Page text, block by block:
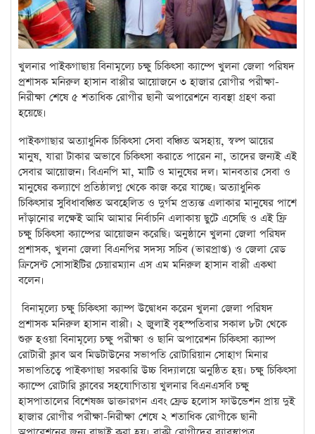
খুলনার পাইকগাছায় বিনামূল্যে চক্ষু চিকিৎসা ক্যাম্পে খুলনা জেলা পরিষদ
প্রশাসক মনিরুল হাসান বাপ্পীরআয়োজনে৩ হাজার রোগীর পরীক্ষা-
নিরীক্ষা শেষে ৫ শতাধিক রোগীর ছানী অপারেশনে ব্যবস্থা গ্রহণ করা
হয়েছে।
পাইকগাছার অত্যাধুনিক চিকিৎসা সেবা বঞ্চিত অসহায়, স্বল্প আয়ের
মানুষ, যারা টাকার অভাবে চিকিৎসা করাতে পারেন না, তাদের জন্যই এই
সেবার আয়োজন।বিএনপি মা, মাটি ও মানুষের দল। মানবতার সেবা ও
মানুষের কল্যাণে প্রতিষ্ঠালগ্ন থেকে কাজ করে যাচ্ছে। অত্যাধুনিক
চিকিৎসার সুবিধাবঞ্চিত অবহেলিত ও দুর্গম প্রত্যন্ত এলাকার মানুষের পাশে
দাঁড়ানোর লক্ষেই আমি আমার নির্বাচনি এলাকায় ছুটে এসেছি ও এই ফ্রি
চক্ষু চিকিৎসা ক্যাম্পের আয়োজন করেছি।অনুষ্ঠানে খুলনা জেলা পরিষদ
প্রশাসক, খুলনা জেলা বিএনপির সদস্য সচিব (ভারপ্রাপ্ত) ও জেলা রেড
ক্রিসেন্ট সোসাইটির চেয়ারম্যান এস এম মনিরুল হাসান বাপ্পী একথা
বলেন।
বিনামূল্যে চক্ষু চিকিৎসা ক্যাম্প উদ্বোধন করেন খুলনা জেলা পরিষদ
প্রশাসক মনিরুল হাসান বাপ্পী। ২ জুলাই বৃহস্পতিবার সকাল ৮টা থেকে
শুরু হওয়া বিনামূল্যে চক্ষু পরীক্ষা ও ছানি অপারেশন চিকিৎসা ক্যাম্প
রোটারী ক্লাব অব মিডটাউনের সভাপতি রোটারিয়ান সোহাগ মিনার
সভাপতিত্বে পাইকগাছা সরকারি উচ্চ বিদ্যালয়ে অনুষ্ঠিত হয়। চক্ষু চিকিৎসা
ক্যাম্পে রোটারি ক্লাবের সহযোগিতায় খুলনার বিএনএসবি চক্ষু
হাসপাতালের বিশেষজ্ঞ ডাক্তারগন এবং ফ্রেড হলোস ফাউন্ডেশন প্রায় দুই
হাজার রোগীর পরীক্ষা-নিরীক্ষা শেষে ২ শতাধিক রোগীকে ছানী